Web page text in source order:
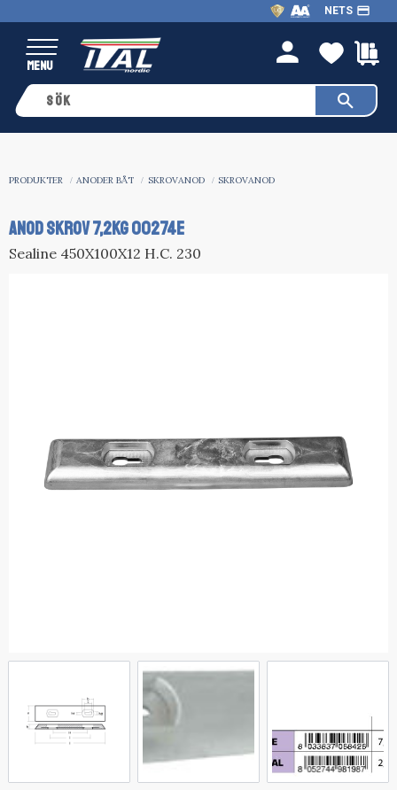
Meny
NETS payment
person
PRODUKTER ANODER BÅT SKROVANOD SKROVANOD
ANOD SKROV 7,2KG 00274E
Sealine 450X100X12 H.C. 230​